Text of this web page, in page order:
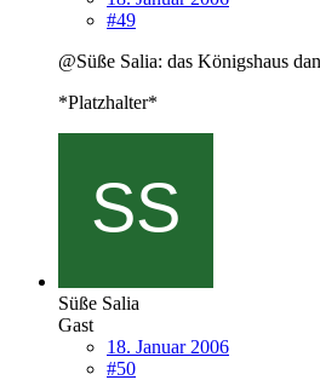
#49
@Süße Salia: das Königshaus
*Platzhalter*
Süße Salia
Gast
18. Januar 2006
#50